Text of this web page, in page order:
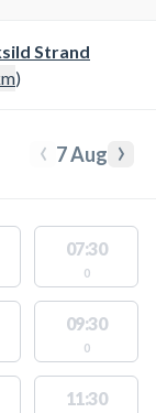
Strand
)
‹ 7 Aug ›
07:30
0
09:30
0
11:30